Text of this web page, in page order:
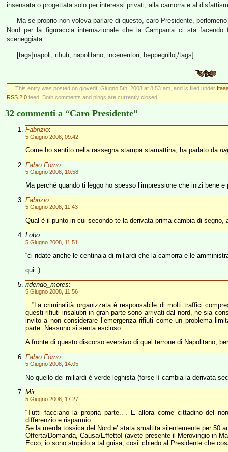
insensata o progettata solo per interessi privati, alla camorra e al
Ma se proprio non voleva parlare di questo, caro Presidente,
Nord per la figuraccia internazionale che la Campania ci sta
sceneggiata…
[tags]napoli, rifiuti, napolitano, inceneritori, beppegrillo[/tags]
This entry was posted on giovedì, Giugno 5th, 2008 at 8:53 am, and is filed under
RSS 2.0 feed. Both comments and pings are currently closed.
32 commenti a “Caro Presidente”
Fabrizio:
5 Giugno 2008, 09:42
Come ho sentito nella rassegna stampa stamattina, ha parlato da
Fabio Forno:
5 Giugno 2008, 10:58
Ma perché quando ti leggo ho spesso l’impressione che inizi bene
Fabrizio:
5 Giugno 2008, 11:43
Qual è il punto in cui secondo te la derivata prima cambia di segno,
Lobo:
5 Giugno 2008, 11:51
“ci ridate anche le centinaia di miliardi che la camorra e le
qui :)
ridendo_mores:
5 Giugno 2008, 11:56
…”La criminalità organizzata è responsabile di molti traffici
questi rifiuti insalubri in gran parte sono arrivati dal nord, ne sia
invito a non considerare l’emergenza rifiuti come un problema
parte. Nessuno si senta escluso…
A fronte di questo discorso eversivo di quel terrone di Napolitano,
Fabio Forno:
5 Giugno 2008, 14:05
No quello dei miliardi è verde leghista (forse lì cambia la derivata
Mir:
5 Giugno 2008, 17:27
“Tutti facciano la propria parte..”. E allora come cittadino del
differenzio e risparmio.
Se la merda tossica del Nord e’ stata smaltita silentemente per 50
Offerta/Domanda, Causa/Effetto! (avete presente il Merovingio in
Ecco, io sono stupido a tal guisa, cosi’ chiedo al Presidente che